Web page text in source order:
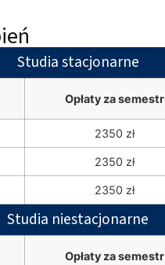
Studia stacjonarne
Opłaty za semestr
2350 zł
2350 zł
2350 zł
Studia niestacjonarne
Opłaty za semestr